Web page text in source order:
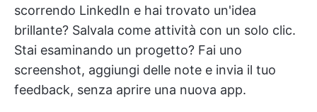
scorrendo LinkedIn e hai trovato un'idea
brillante? Salvala come attività con un solo clic.
Stai esaminando un progetto? Fai uno
screenshot, aggiungi delle note e invia il tuo
feedback, senza aprire una nuova app.